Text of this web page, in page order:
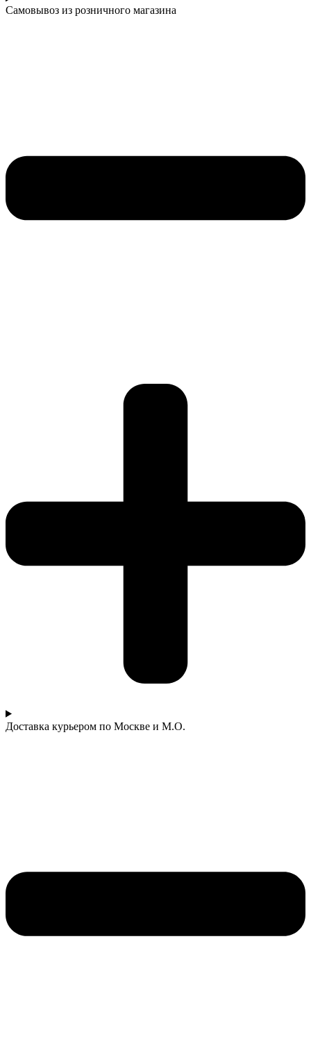
Самовывоз из розничного магазина
Доставка курьером по Москве и М.О.